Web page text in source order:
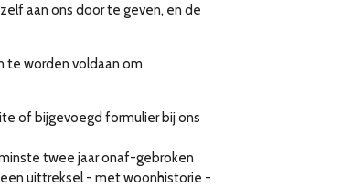
aan ons door te geven, en de
te worden voldaan om
of bijgevoegd formulier bij ons
twee jaar onaf-gebroken
uittreksel - met woonhistorie -